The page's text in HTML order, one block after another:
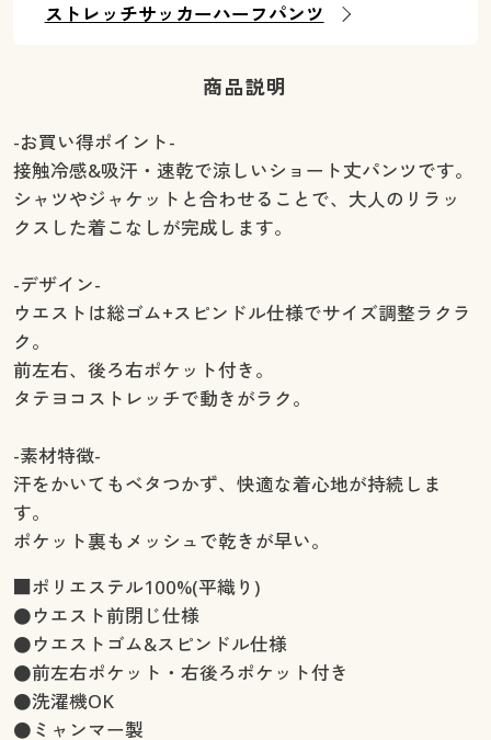
ストレッチサッカーハーフパンツ
商品説明
-お買い得ポイント-
接触冷感&吸汗・速乾で涼しいショート丈パンツです。
シャツやジャケットと合わせることで、大人のリラッ
クスした着こなしが完成します。
-デザイン-
ウエストは総ゴム+スピンドル仕様でサイズ調整ラクラ
ク。
前左右、後ろ右ポケット付き。
タテヨコストレッチで動きがラク。
-素材特徴-
汗をかいてもベタつかず、快適な着心地が持続しま
す。
ポケット裏もメッシュで乾きが早い。
■ポリエステル100%(平織り)
●ウエスト前閉じ仕様
●ウエストゴム&スピンドル仕様
●前左右ポケット・右後ろポケット付き
●洗濯機OK
●ミャンマー製